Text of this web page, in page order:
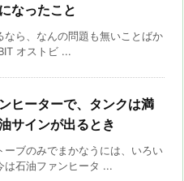
なったこと
なら、なんの問題も無いことばか
オストビ ...
ヒーターで、タンクは満
サインが出るとき
ーブのみでまかなうには、いろい
は石油ファンヒータ ...